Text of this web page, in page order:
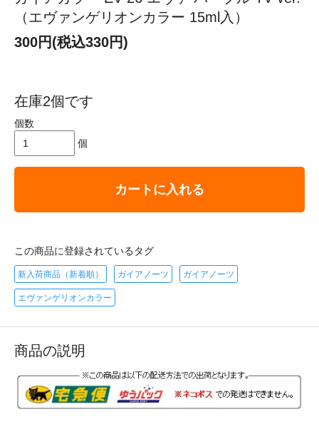
（エヴァンゲリオンカラー 15ml入）
300円(税込330円)
在庫2個です
個数
個
カートに入れる
この商品に登録されているタグ
新入荷商品（新着順） ガイアノーツ ガイアノーツ
エヴァンゲリオンカラー
商品の説明